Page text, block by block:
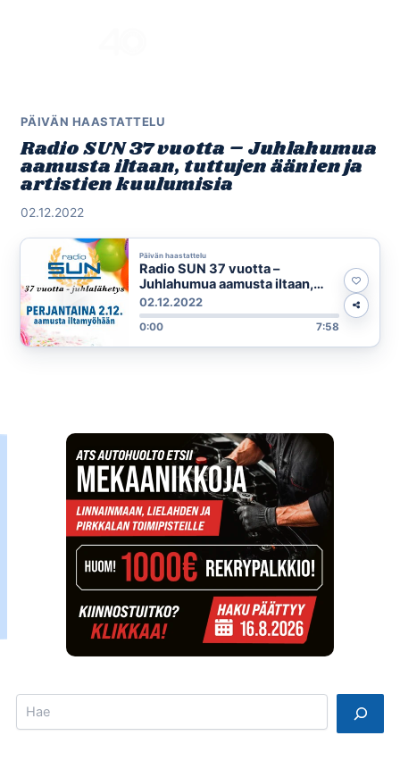
PÄIVÄN HAASTATTELU
Radio SUN 37 vuotta – Juhlahumua
aamusta iltaan, tuttujen äänien ja
artistien kuulumisia
02.12.2022
Päivän haastattelu
Radio SUN 37 vuotta –
Juhlahumua aamusta iltaan,
tuttujen äänien ja artistien
kuulumisia
02.12.2022
0:00 7:58
Search